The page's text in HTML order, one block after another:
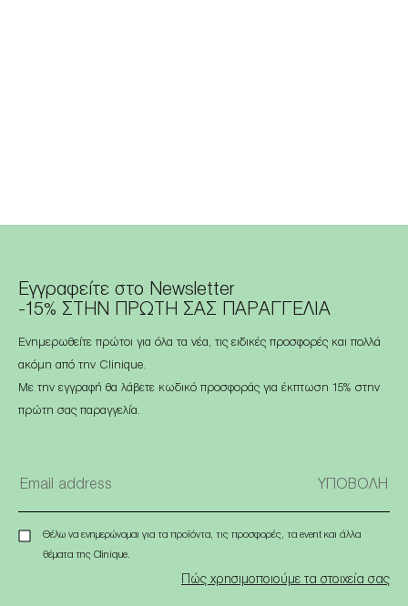
Εγγραφείτε στο Newsletter
-15% ΣΤΗΝ ΠΡΩΤΗ ΣΑΣ ΠΑΡΑΓΓΕΛΙΑ
Ενημερωθείτε πρώτοι για όλα τα νέα, τις ειδικές προσφορές και πολλά
ακόμη από την Clinique.
Με την εγγραφή θα λάβετε κωδικό προσφοράς για έκπτωση 15% στην
πρώτη σας παραγγελία.
Θέλω να ενημερώνομαι για τα προϊόντα, τις προσφορές, τα event και άλλα
θέματα της Clinique.
Πώς χρησιμοποιούμε τα στοιχεία σας